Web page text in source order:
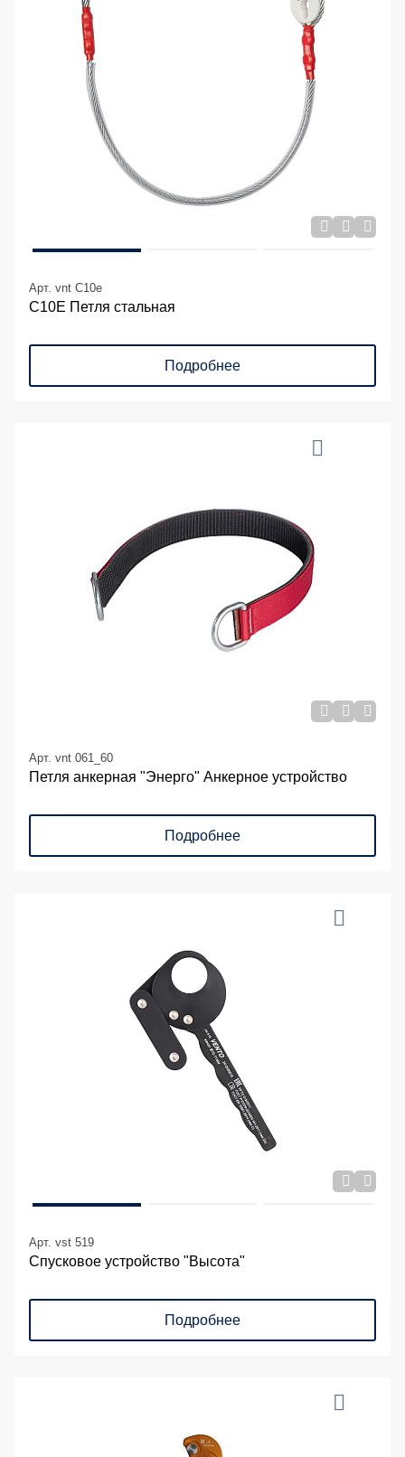
Арт. vnt C10e
С10E Петля стальная
Подробнее
Арт. vnt 061_60
Петля анкерная "Энерго" Анкерное устройство
Подробнее
Арт. vst 519
Спусковое устройство "Высота"
Подробнее